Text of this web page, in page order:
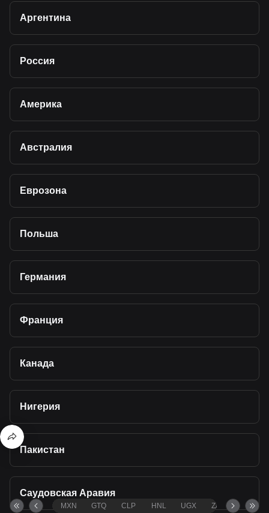
Аргентина
Россия
Америка
Австралия
Еврозона
Польша
Германия
Франция
Канада
Нигерия
Пакистан
Саудовская Аравия
MXN GTQ CLP HNL UGX ZAR TND